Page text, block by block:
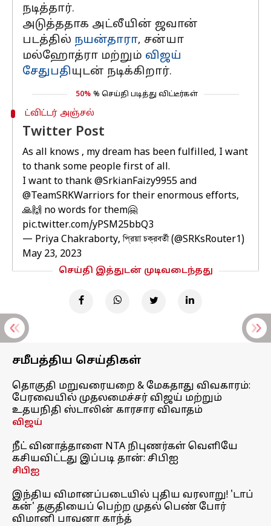
நடித்தார்.
அடுத்ததாக அட்லீயின் ஜவான்
படத்தில் நயன்தாரா, சன்யா
மல்ஹோத்ரா மற்றும் விஜய்
சேதுபதியுடன் நடிக்கிறார்.
50% % செய்தி படித்து விட்டீர்கள்
ட்விட்டர் அஞ்சல்
Twitter Post
As all knows , my dream has been fulfilled, I want
to thank some people first of all.
I want to thank @SrkianFaizy9955 and
@TeamSRKWarriors for their enormous efforts,
🙏🙌 no words for them🤗
pic.twitter.com/yPSM25bbQ3
— Priya Chakraborty, প্রিয়া চক্রবর্তী (@SRKsRouter1)
May 23, 2023
செய்தி இத்துடன் முடிவடைந்தது
சமீபத்திய செய்திகள்
தொகுதி மறுவரையறை & மேகதாது விவகாரம்:
பேரவையில் முதலமைச்சர் விஜய் மற்றும்
உதயநிதி ஸ்டாலின் காரசார விவாதம்
விஜய்
நீட் வினாத்தாளை NTA நிபுணர்கள் வெளியே
கசியவிட்டது இப்படி தான்: சிபிஐ
சிபிஐ
இந்திய விமானப்படையில் புதிய வரலாறு! 'டாப்
கன்' தகுதியைப் பெற்ற முதல் பெண் போர்
விமானி பாவனா காந்த்